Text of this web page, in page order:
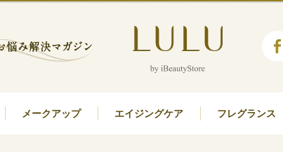
メークアップ エイジングケア フレグランス